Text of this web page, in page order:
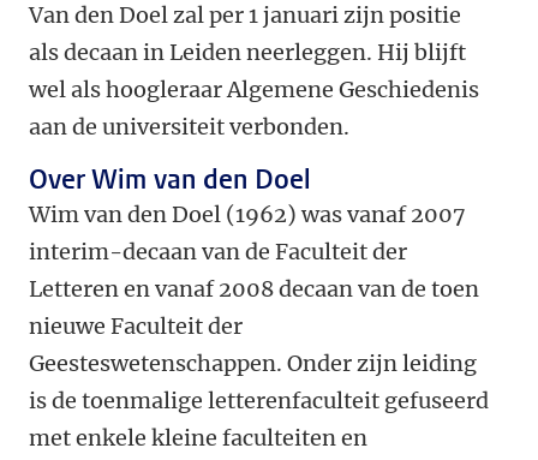
Van den Doel zal per 1 januari zijn positie
als decaan in Leiden neerleggen. Hij blijft
wel als hoogleraar Algemene Geschiedenis
aan de universiteit verbonden.
Over Wim van den Doel
Wim van den Doel (1962) was vanaf 2007
interim-decaan van de Faculteit der
Letteren en vanaf 2008 decaan van de toen
nieuwe Faculteit der
Geesteswetenschappen. Onder zijn leiding
is de toenmalige letterenfaculteit gefuseerd
met enkele kleine faculteiten en